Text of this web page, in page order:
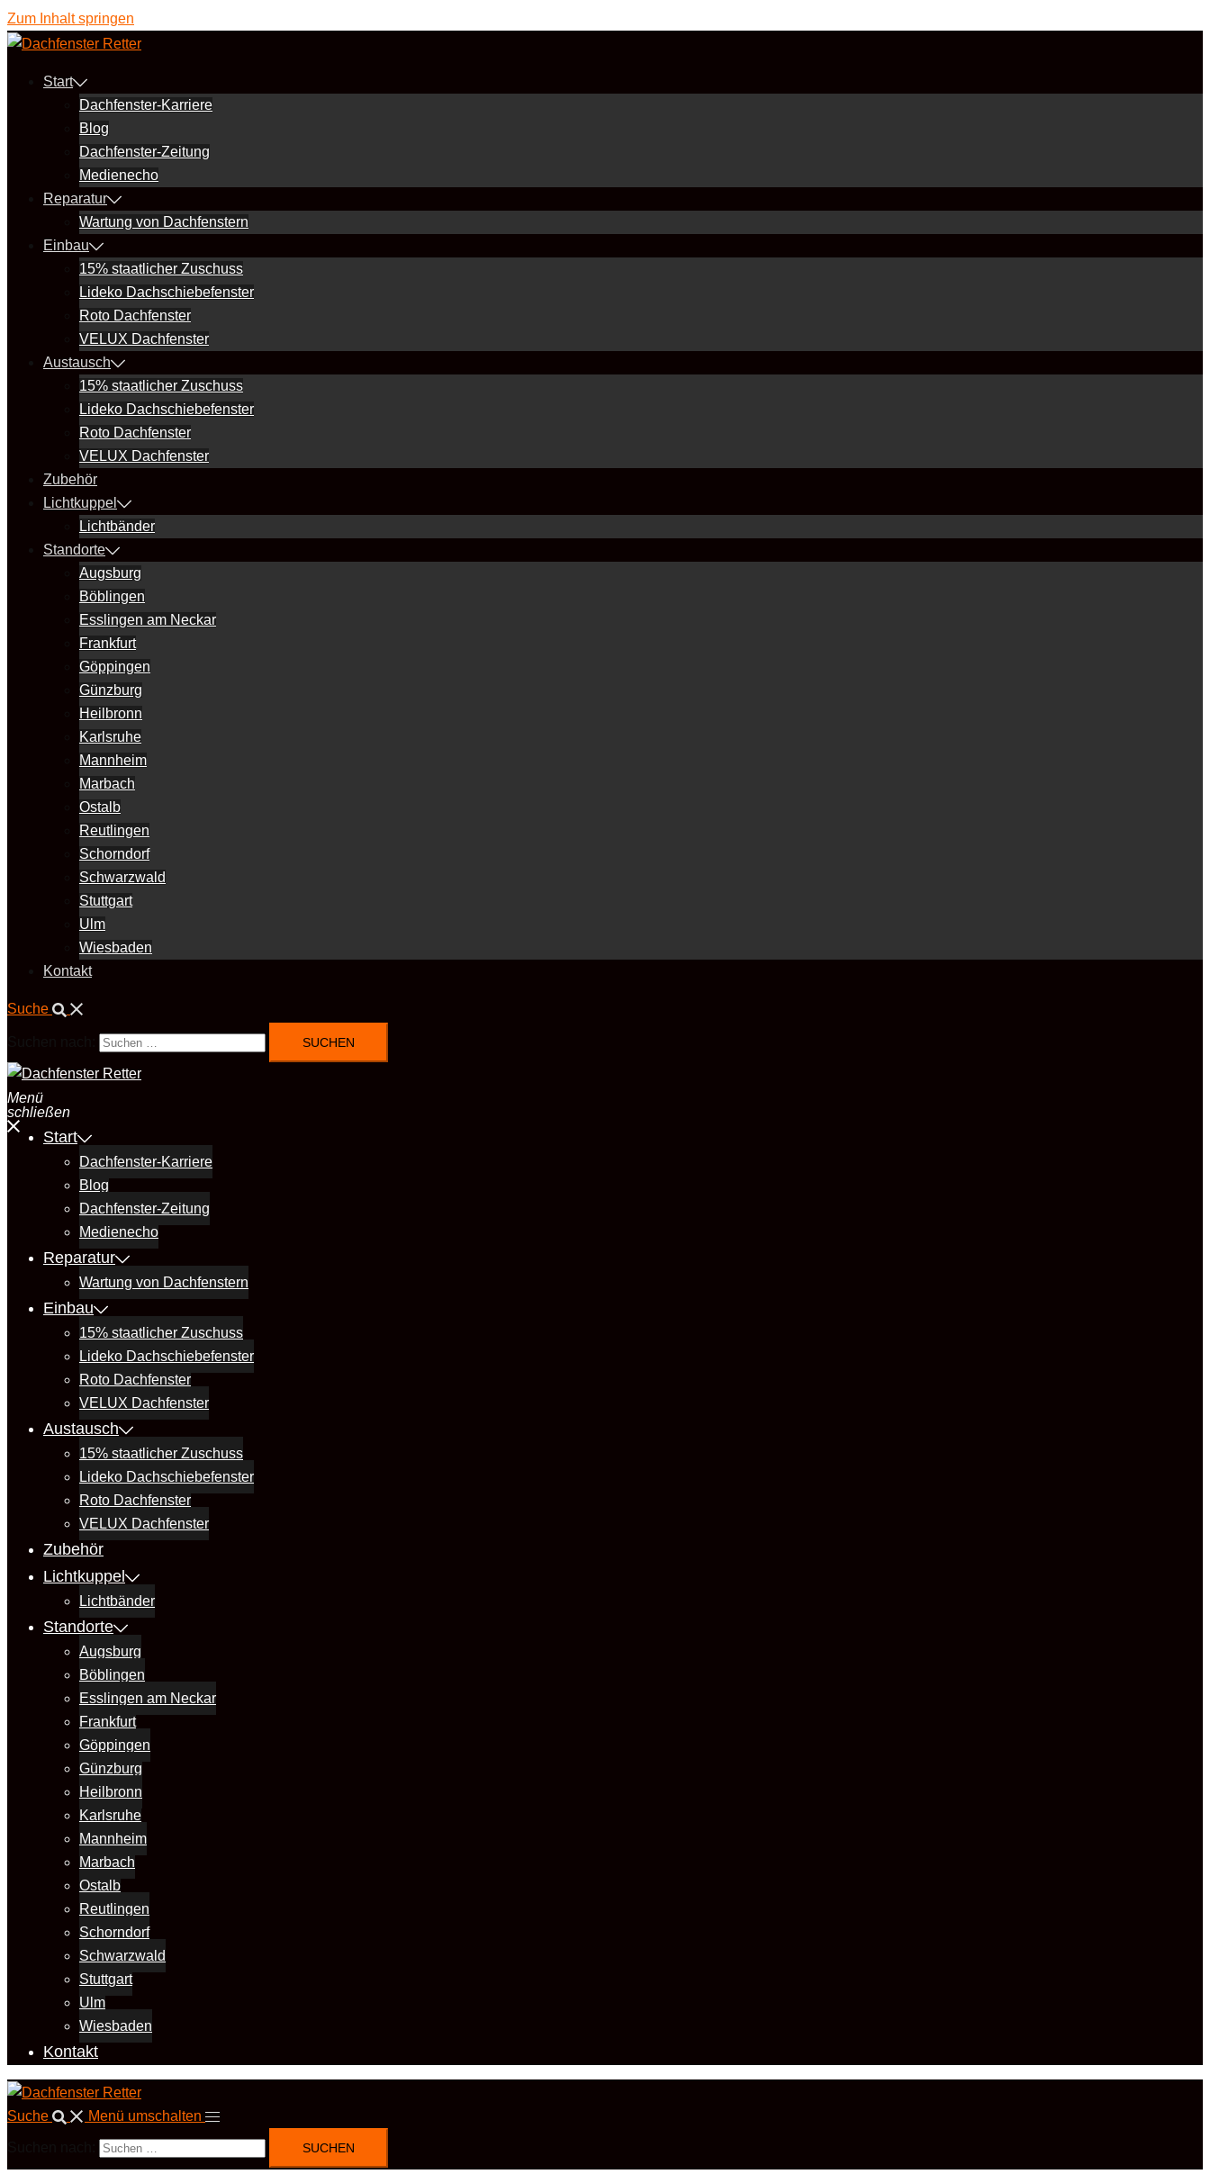
Zum Inhalt springen
Start
Dachfenster-Karriere
Blog
Dachfenster-Zeitung
Medienecho
Reparatur
Wartung von Dachfenstern
Einbau
15% staatlicher Zuschuss
Lideko Dachschiebefenster
Roto Dachfenster
VELUX Dachfenster
Austausch
15% staatlicher Zuschuss
Lideko Dachschiebefenster
Roto Dachfenster
VELUX Dachfenster
Zubehör
Lichtkuppel
Lichtbänder
Standorte
Augsburg
Böblingen
Esslingen am Neckar
Frankfurt
Göppingen
Günzburg
Heilbronn
Karlsruhe
Mannheim
Marbach
Ostalb
Reutlingen
Schorndorf
Schwarzwald
Stuttgart
Ulm
Wiesbaden
Kontakt
Suche
Menü
schließen
Start
Dachfenster-Karriere
Blog
Dachfenster-Zeitung
Medienecho
Reparatur
Wartung von Dachfenstern
Einbau
15% staatlicher Zuschuss
Lideko Dachschiebefenster
Roto Dachfenster
VELUX Dachfenster
Austausch
15% staatlicher Zuschuss
Lideko Dachschiebefenster
Roto Dachfenster
VELUX Dachfenster
Zubehör
Lichtkuppel
Lichtbänder
Standorte
Augsburg
Böblingen
Esslingen am Neckar
Frankfurt
Göppingen
Günzburg
Heilbronn
Karlsruhe
Mannheim
Marbach
Ostalb
Reutlingen
Schorndorf
Schwarzwald
Stuttgart
Ulm
Wiesbaden
Kontakt
Suche Menü umschalten